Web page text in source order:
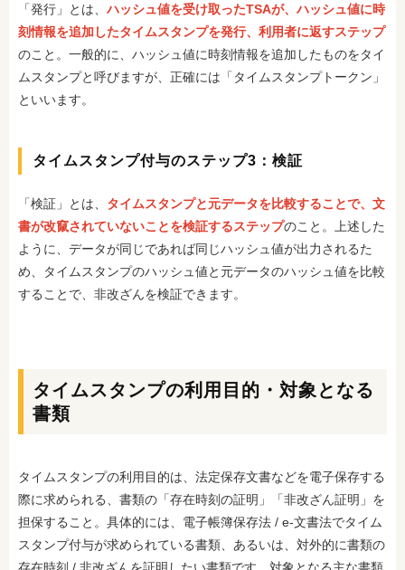
「発行」とは、ハッシュ値を受け取ったTSAが、ハッシュ値に時
刻情報を追加したタイムスタンプを発行、利用者に返すステップ
のこと。一般的に、ハッシュ値に時刻情報を追加したものをタイ
ムスタンプと呼びますが、正確には「タイムスタンプトークン」
といいます。
タイムスタンプ付与のステップ3：検証
「検証」とは、 タイムスタンプと元データを比較することで、文
書が改竄されていないことを検証するステップのこと。上述した
ように、データが同じであれば同じハッシュ値が出力されるた
め、タイムスタンプのハッシュ値と元データのハッシュ値を比較
することで、非改ざんを検証できます。
タイムスタンプの利用目的・対象となる
書類
タイムスタンプの利用目的は、法定保存文書などを電子保存する
際に求められる、書類の「存在時刻の証明」「非改ざん証明」を
担保すること。具体的には、電子帳簿保存法 / e-文書法でタイム
スタンプ付与が求められている書類、あるいは、対外的に書類の
存在時刻 / 非改ざんを証明したい書類です。対象となる主な書類